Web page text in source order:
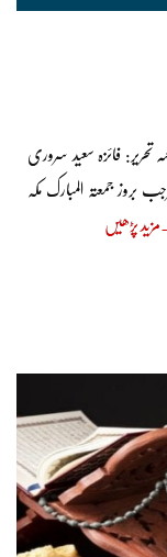
تحریر: فائزہ سعید سروری
علیؓ ابن ابی طالب 13 رجب المرجب بروز جمعتہ المبارک مکہ
مزید پڑھیں